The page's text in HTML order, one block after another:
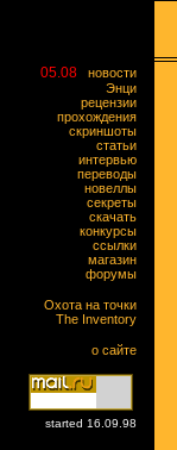
05.08
новости
Энци
рецензии
прохождения
скриншоты
статьи
интервью
переводы
новеллы
секреты
скачать
конкурсы
ссылки
магазин
форумы
Охота на точки
The Inventory
о сайте
started 16.09.98